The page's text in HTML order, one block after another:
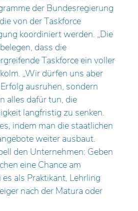
der Bundesregierung
von der Taskforce
koordiniert werden. „Die
dass die
Taskforce ein voller
„Wir dürfen uns aber
ausruhen, sondern
alles dafür tun, die
langfristig zu senken.
indem man die staatlichen
weiter ausbaut.
den Unternehmen: Geben
eine Chance am
als Praktikant, Lehrling
nach der Matura oder